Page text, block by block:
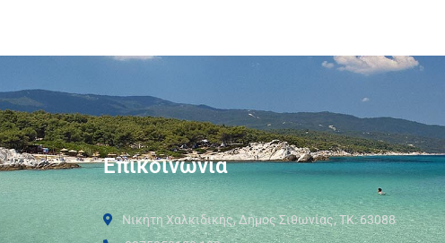
Επικοινωνία
Νικήτη Χαλκιδικής, Δήμος Σιθωνίας, ΤΚ: 63088